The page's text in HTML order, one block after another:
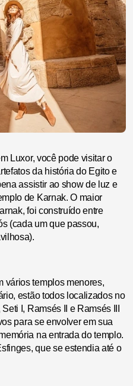
Luxor, você pode visitar o
da história do Egito e
assistir ao show de luz e
de Karnak. O maior
foi construído entre
(cada um que passou,
vários templos menores,
estão todos localizados no
I, Ramsés II e Ramsés III
para se envolver em sua
na entrada do templo.
que se estendia até o